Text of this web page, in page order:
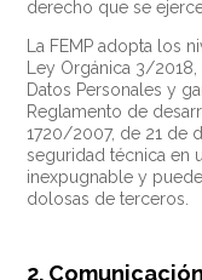
derecho que se
La FEMP adopta los
Ley Orgánica 3/
Datos Personales y
Reglamento de
1720/2007, de 21 de
seguridad técnica en
inexpugnable y
dolosas de terceros.
2.